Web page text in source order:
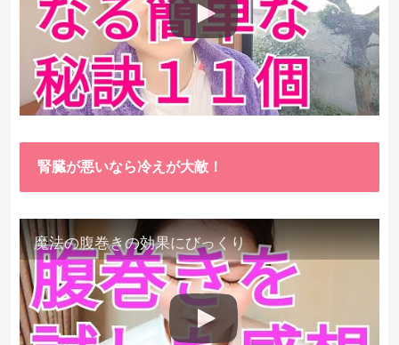
腎臓が悪いなら冷えが大敵！
魔法の腹巻きの効果にびっくり